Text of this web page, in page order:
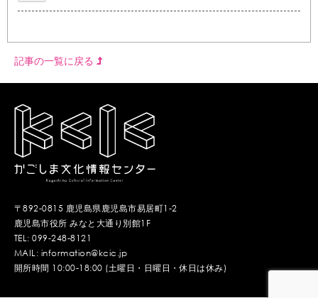
記事の一覧に戻る
〒892-0815 鹿児島県鹿児島市易居町1-2
鹿児島市役所 みなと大通り別館1F
TEL: 099-248-8121
MAIL: information@kcic.jp
開所時間 10:00-18:00 (土曜日・日曜日・休日は休み)